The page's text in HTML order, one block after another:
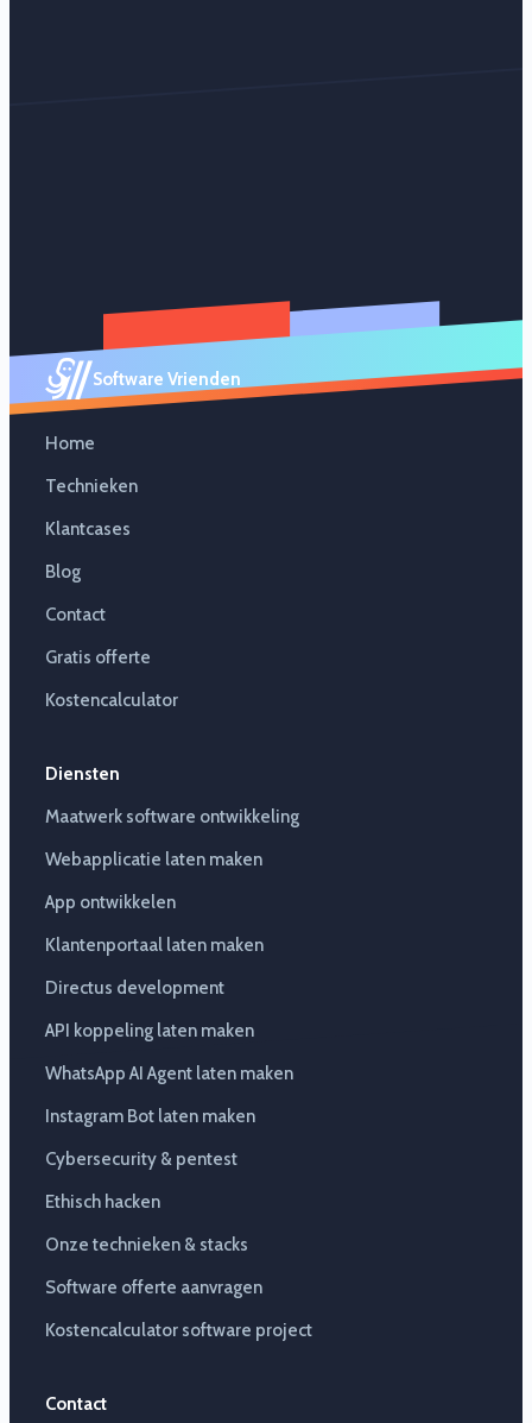
Software Vrienden
Home
Technieken
Klantcases
Blog
Contact
Gratis offerte
Kostencalculator
Diensten
Maatwerk software ontwikkeling
Webapplicatie laten maken
App ontwikkelen
Klantenportaal laten maken
Directus development
API koppeling laten maken
WhatsApp AI Agent laten maken
Instagram Bot laten maken
Cybersecurity & pentest
Ethisch hacken
Onze technieken & stacks
Software offerte aanvragen
Kostencalculator software project
Contact